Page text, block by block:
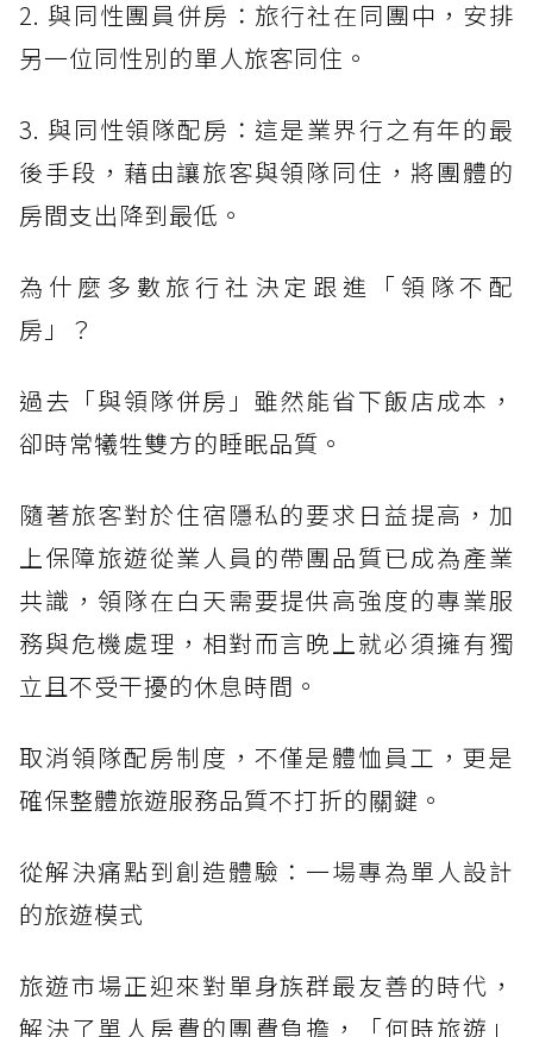
2. 與同性團員併房：旅行社在同團中，安排
另一位同性別的單人旅客同住。
3. 與同性領隊配房：這是業界行之有年的最
後手段，藉由讓旅客與領隊同住，將團體的
房間支出降到最低。
為什麼多數旅行社決定跟進「領隊不配
房」？
過去「與領隊併房」雖然能省下飯店成本，
卻時常犧牲雙方的睡眠品質。
隨著旅客對於住宿隱私的要求日益提高，加
上保障旅遊從業人員的帶團品質已成為產業
共識，領隊在白天需要提供高強度的專業服
務與危機處理，相對而言晚上就必須擁有獨
立且不受干擾的休息時間。
取消領隊配房制度，不僅是體恤員工，更是
確保整體旅遊服務品質不打折的關鍵。
從解決痛點到創造體驗：一場專為單人設計
的旅遊模式
旅遊市場正迎來對單身族群最友善的時代，
解決了單人房費的團費負擔，「何時旅遊」